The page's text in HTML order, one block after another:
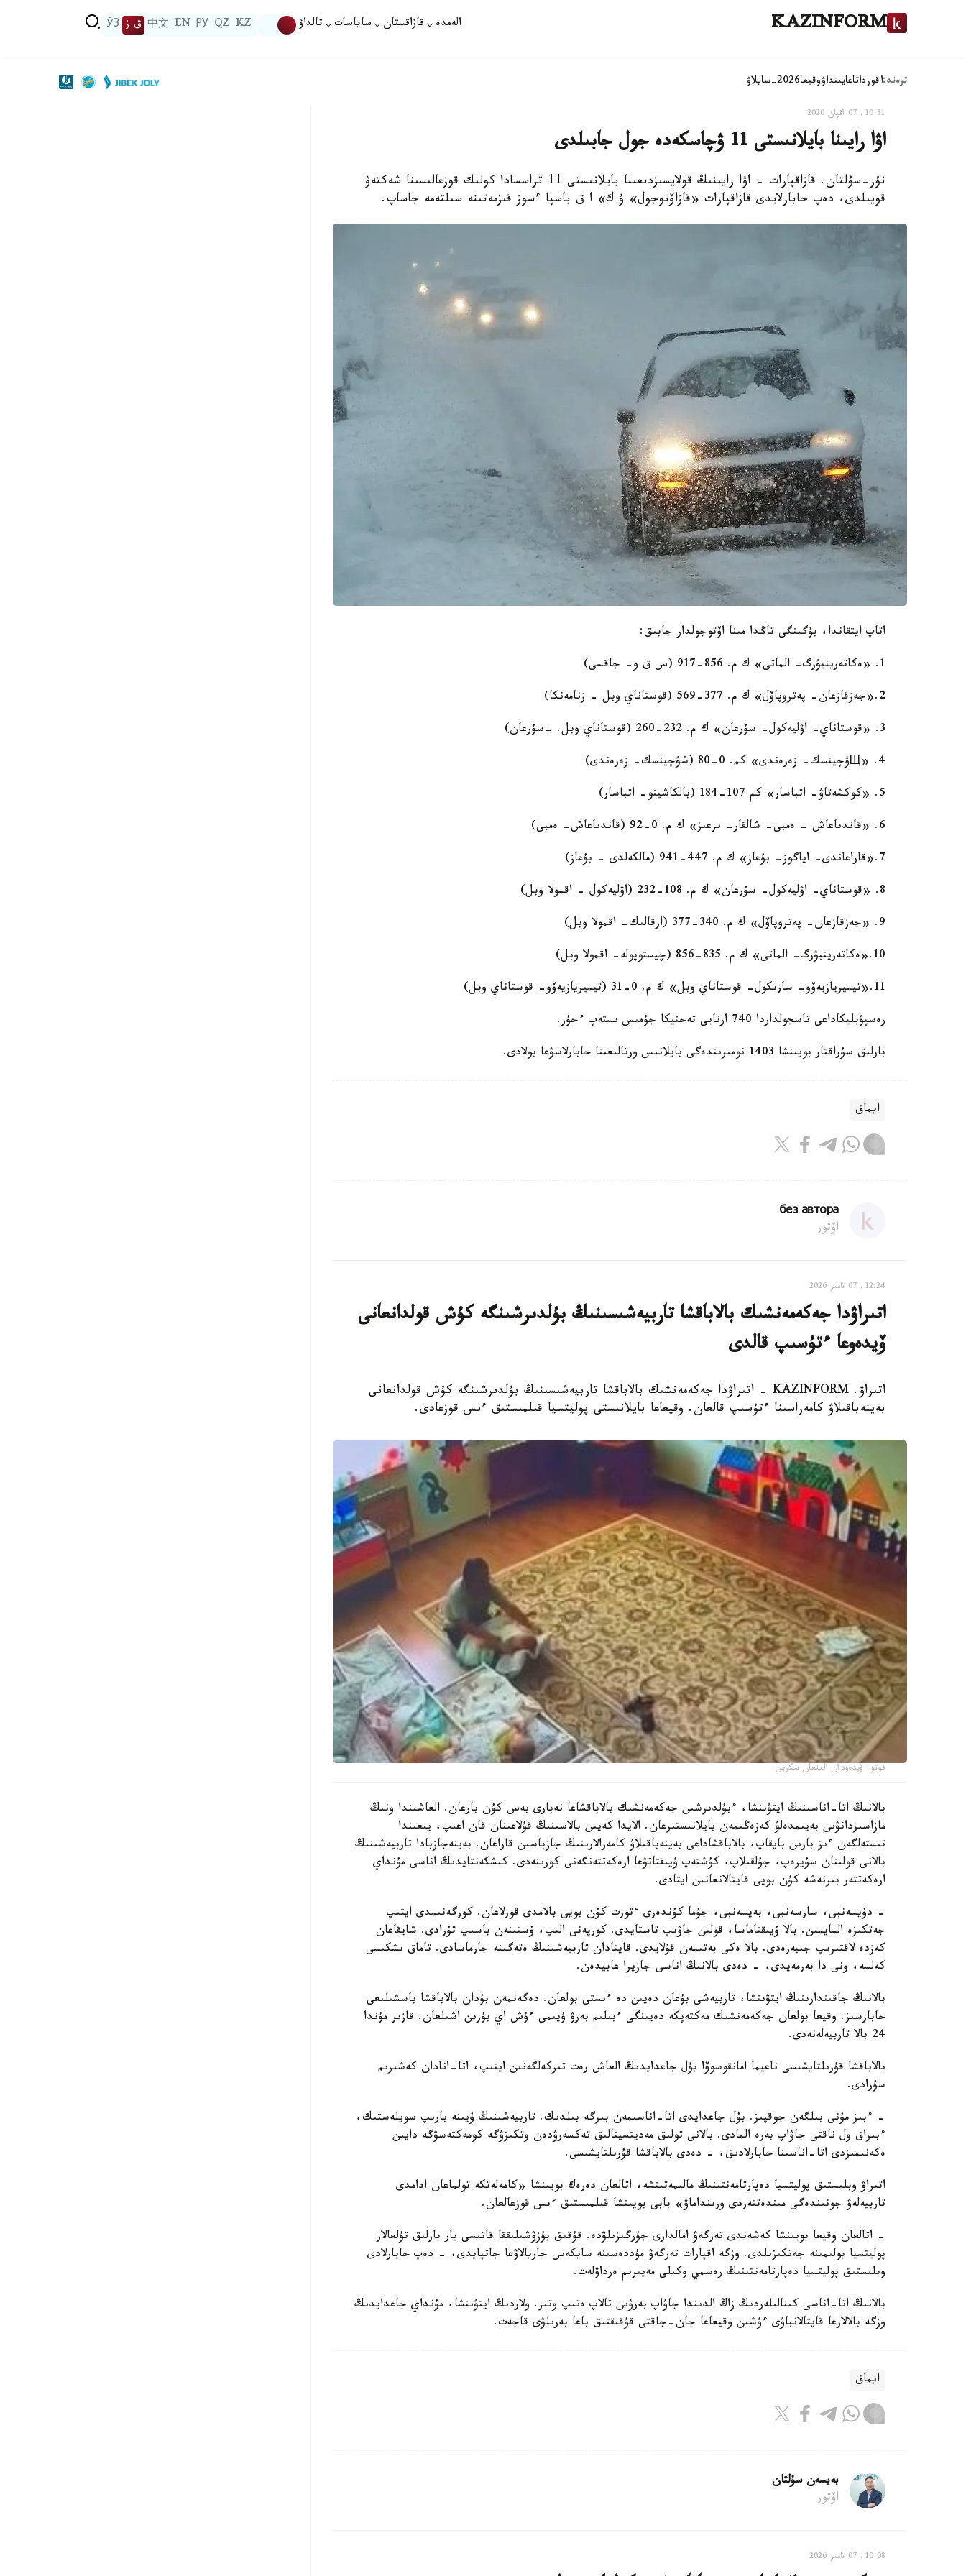
KAZINFORM الەمدە قازاقستان ساياسات تالداۋ KZ
QZ
РУ
EN
中文 ق ز ЎЗ
ترەند:اقورداتاعايىنداۋوقيعا2026-سايلاۋ
10:31, 07 اقپان 2020
اۋا رايىنا بايلانىستى 11 ۋچاسكەدە جول جابىلدى
نۇر-سۇلتان. قازاقپارات - اۋا رايىنىڭ قولايسىزدىعىنا بايلانىستى 11 تراسسادا كولىك قوزعالىسىنا شەكتەۋ
قويىلدى، دەپ حابارلايدى قازاقپارات «قازاۆتوجول» ۇ ك» ا ق باسپا ءسوز قىزمەتىنە سىلتەمە جاساپ.
اتاپ ايتقاندا، بۇگىنگى تاڭدا مىنا اۆتوجولدار جابىق:
1. «ەكاتەرينبۋرگ- الماتى» ك م. 856-917 (س ق و- جاقسى)
2.«جەزقازعان- پەتروپاۆل» ك م. 377-569 (قوستاناي وبل - زنامەنكا)
3. «قوستاناي- اۋليەكول- سۇرعان» ك م. 232-260 (قوستاناي وبل. -سۇرعان)
4. «Щۋچينسك- زەرەندى» كم. 0-80 (شۋچينسك- زەرەندى)
5. «كوكشەتاۋ- اتباسار» كم 107-184 (بالكاشينو- اتباسار)
6. «قاندىاعاش - ەمبى- شالقار- ىرعىز» ك م. 0-92 (قاندىاعاش- ەمبى)
7.«قاراعاندى- اياگوز- بۇعاز» ك م. 447-941 (مالكەلدى - بۇعاز)
8. «قوستاناي- اۋليەكول- سۇرعان» ك م. 108-232 (اۋليەكول - اقمولا وبل)
9. «جەزقازعان- پەتروپاۆل» ك م. 340-377 (ارقالىك- اقمولا وبل)
10.«ەكاتەرينبۋرگ- الماتى» ك م. 835-856 (چيستوپولە- اقمولا وبل)
11.«تيميريازيەۆو- سارىكول- قوستاناي وبل» ك م. 0-31 (تيميريازيەۆو- قوستاناي وبل)
رەسپۋبليكاداعى تاسجولداردا 740 ارنايى تەحنيكا جۇمىس ىستەپ ءجۇر.
بارلىق سۇراقتار بويىنشا 1403 نومىرىندەگى بايلانىس ورتالىعىنا حابارلاسۋعا بولادى.
ايماق
без автора
اۆتور
12:24, 07 تامىز 2026
اتىراۋدا جەكەمەنشىك بالاباقشا تاربيەشىسىنىڭ بۇلدىرشىنگە كۇش قولدانعانى
ۆيدەوعا ءتۇسىپ قالدى
اتىراۋ. KAZINFORM - اتىراۋدا جەكەمەنشىك بالاباقشا تاربيەشىسىنىڭ بۇلدىرشىنگە كۇش قولدانعانى
بەينەباقىلاۋ كامەراسىنا ءتۇسىپ قالعان. وقيعاعا بايلانىستى پوليتسيا قىلمىستىق ءىس قوزعادى.
فوتو: ۆيدەودان الىنعان سكرين
بالانىڭ اتا-اناسىنىڭ ايتۋىنشا، ءبۇلدىرشىن جەكەمەنشىك بالاباقشاعا نەبارى بەس كۇن بارعان. العاشىندا ونىڭ
مازاسىزدانۋىن بەيىمدەلۋ كەزەڭىمەن بايلانىستىرعان. الايدا كەيىن بالاسىنىڭ قۇلاعىنان قان اعىپ، يىعىندا
تىستەلگەن ءىز بارىن بايقاپ، بالاباقشاداعى بەينەباقىلاۋ كامەرالارىنىڭ جازباسىن قاراعان. بەينەجازبادا تاربيەشىنىڭ
بالانى قولىنان سۇيرەپ، جۇلقىلاپ، كۇشتەپ ۇيىقتاتۋعا ارەكەتتەنگەنى كورىنەدى. كىشكەنتايدىڭ اناسى مۇنداي
ارەكەتتەر بىرنەشە كۇن بويى قايتالانعانىن ايتادى.
- دۇيسەنبى، سارسەنبى، بەيسەنبى، جۇما كۇندەرى ءتورت كۇن بويى بالامدى قورلاعان. كورگەنىمدى ايتىپ
جەتكىزە المايمىن. بالا ۇيىقتاماسا، قولىن جاۋىپ تاستايدى. كورپەنى الىپ، ۇستىنەن باسىپ تۇرادى. شايقاعان
كەزدە لاقتىرىپ جىبەرەدى. بالا ەكى بەتىمەن قۇلايدى. قايتادان تاربيەشىنىڭ ەتەگىنە جارماسادى. تاماق ىشكىسى
كەلسە، ونى دا بەرمەيدى، - دەدى بالانىڭ اناسى جازيرا عابيدەن.
بالانىڭ جاقىندارىنىڭ ايتۋىنشا، تاربيەشى بۇعان دەيىن دە ءىستى بولعان. دەگەنمەن بۇدان بالاباقشا باسشىلىعى
حابارسىز. وقيعا بولعان جەكەمەنشىك مەكتەپكە دەيىنگى ءبىلىم بەرۋ ۇيىمى ءۇش اي بۇرىن اشىلعان. قازىر مۇندا
24 بالا تاربيەلەنەدى.
بالاباقشا قۇرىلتايشىسى ناعيما امانقوسوۆا بۇل جاعدايدىڭ العاش رەت تىركەلگەنىن ايتىپ، اتا-انادان كەشىرىم
سۇرادى.
- ءبىز مۇنى بىلگەن جوقپىز. بۇل جاعدايدى اتا-اناسىمەن بىرگە بىلدىك. تاربيەشىنىڭ ۇيىنە بارىپ سويلەستىك،
ءبىراق ول ناقتى جاۋاپ بەرە المادى. بالانى تولىق مەديتسينالىق تەكسەرۋدەن وتكىزۋگە كومەكتەسۋگە دايىن
ەكەنىمىزدى اتا-اناسىنا حابارلادىق، - دەدى بالاباقشا قۇرىلتايشىسى.
اتىراۋ وبلىستىق پوليتسيا دەپارتامەنتىنىڭ مالىمەتىنشە، اتالعان دەرەك بويىنشا «كامەلەتكە تولماعان ادامدى
تاربيەلەۋ جونىندەگى مىندەتتەردى ورىنداماۋ» بابى بويىنشا قىلمىستىق ءىس قوزعالعان.
- اتالعان وقيعا بويىنشا كەشەندى تەرگەۋ امالدارى جۇرگىزىلۋدە. قۇقىق بۇزۋشىلىققا قاتىسى بار بارلىق تۇلعالار
پوليتسيا بولىمىنە جەتكىزىلدى. وزگە اقپارات تەرگەۋ مۇددەسىنە سايكەس جاريالاۋعا جاتپايدى، - دەپ حابارلادى
وبلىستىق پوليتسيا دەپارتامەنتىنىڭ رەسمي وكىلى مەيىرىم ەرداۋلەت.
بالانىڭ اتا-اناسى كىنالىلەردىڭ زاڭ الدىندا جاۋاپ بەرۋىن تالاپ ەتىپ وتىر. ولاردىڭ ايتۋىنشا، مۇنداي جاعدايدىڭ
وزگە بالالارعا قايتالانباۋى ءۇشىن وقيعاعا جان-جاقتى قۇقىقتىق باعا بەرىلۋى قاجەت.
ايماق
بەيسەن سۇلتان
اۆتور
10:08, 07 تامىز 2026